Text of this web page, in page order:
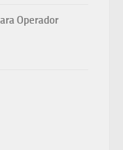
Operador